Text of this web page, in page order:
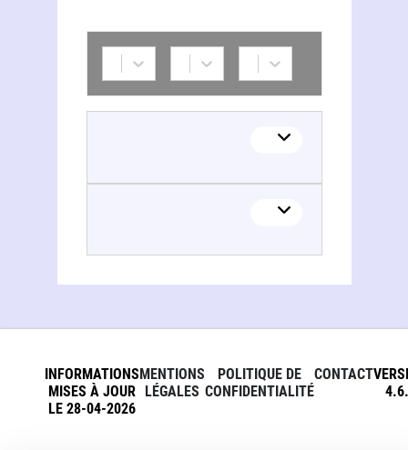
INFORMATIONS
MISES À JOUR
LE 28-04-2026
MENTIONS
LÉGALES
POLITIQUE DE
CONFIDENTIALITÉ
CONTACT